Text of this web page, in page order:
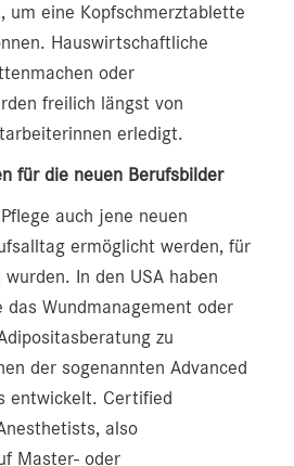
um eine Kopfschmerztablette
Hauswirtschaftliche
oder
freilich längst von
erledigt.
für die neuen Berufsbilder
auch jene neuen
ermöglicht werden, für
In den USA haben
das Wundmanagement oder
zu
der sogenannten Advanced
entwickelt. Certified
also
Master- oder